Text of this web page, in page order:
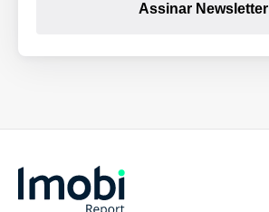
Assinar Newsletter